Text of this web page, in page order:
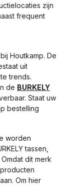
zijn
frequent
Houtkamp. De
uit
trends.
de BURKELY
Staat uw
bestelling
worden
tassen,
dit merk
Om hier